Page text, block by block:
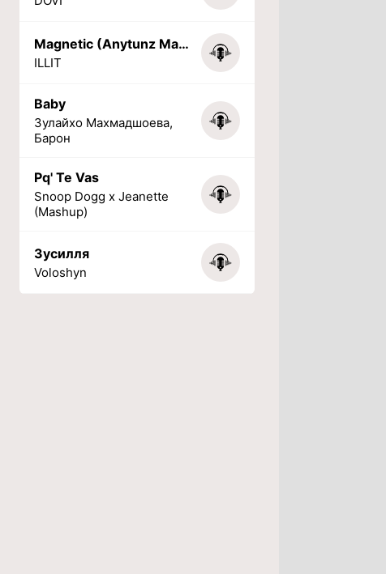
Magnetic (Anytunz Marimba Ringtone)
ILLIT
Baby
Зулайхо Махмадшоева,
Барон
Pq' Te Vas
Snoop Dogg x Jeanette
(Mashup)
Зусилля
Voloshyn